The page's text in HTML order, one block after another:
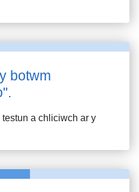
botwm
a chliciwch ar y